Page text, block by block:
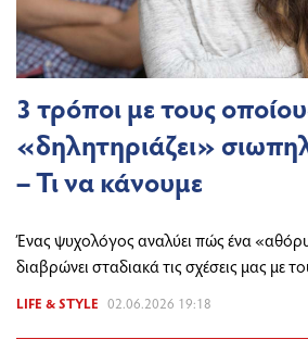
3 τρόποι με τους
«δηλητηριάζει»
– Τι να κάνουμε
Ένας ψυχολόγος αναλύει πώς ένα
διαβρώνει σταδιακά τις σχέσεις μας με
LIFE & STYLE 02.06.2026 19:18